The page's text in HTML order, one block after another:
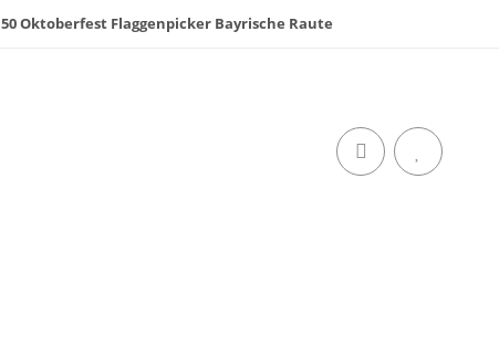
50 Oktoberfest Flaggenpicker Bayrische Raute